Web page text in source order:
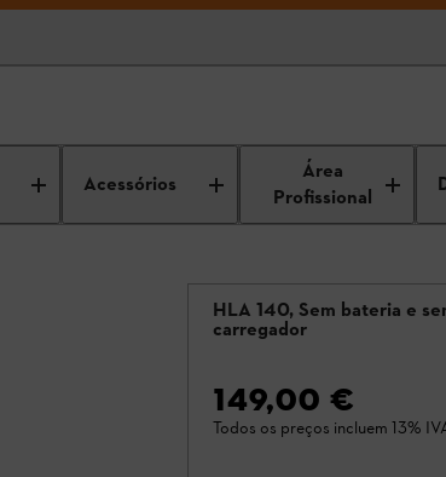
Acessórios
Área
Profissional
HLA 140, Sem bateria e
carregador
149,00 €
Todos os preços incluem 13%